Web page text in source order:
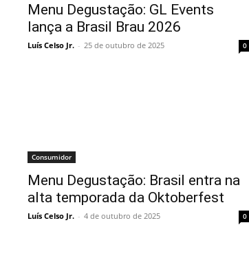
Menu Degustação: GL Events
lança a Brasil Brau 2026
Luís Celso Jr. - 25 de outubro de 2025 0
Consumidor
Menu Degustação: Brasil entra na
alta temporada da Oktoberfest
Luís Celso Jr. - 4 de outubro de 2025 0